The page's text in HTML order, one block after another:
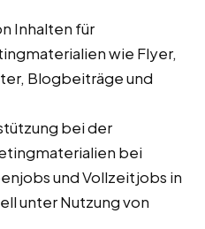
Inhalten für
wie Flyer,
Blogbeiträge und
bei der
bei
und Vollzeitjobs in
unter Nutzung von